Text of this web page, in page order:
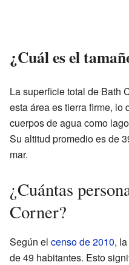
¿Cuál es el
La superficie total de Bath
esta área es tierra firme, lo
cuerpos de agua como
Su altitud promedio es de
mar.
¿Cuántas
Corner?
Según el censo de 2010,
de 49 habitantes. Esto